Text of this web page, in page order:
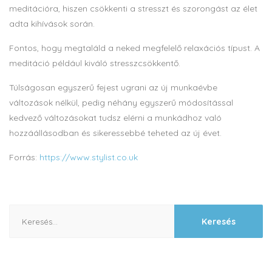
meditációra, hiszen csökkenti a stresszt és szorongást az élet
adta kihívások során.
Fontos, hogy megtaláld a neked megfelelő relaxációs típust. A
meditáció például kiváló stresszcsökkentő.
Túlságosan egyszerű fejest ugrani az új munkaévbe
változások nélkül, pedig néhány egyszerű módosítással
kedvező változásokat tudsz elérni a munkádhoz való
hozzáállásodban és sikeressebbé teheted az új évet.
Forrás: https://www.stylist.co.uk